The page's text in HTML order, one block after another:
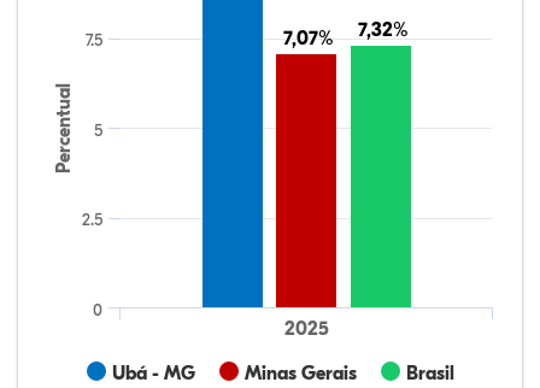
Percentual
7,07%
7,07% 7,32%
7,32%
Ubá - MG Minas Gerais Brasil
2025
0
2.5
5
7.5